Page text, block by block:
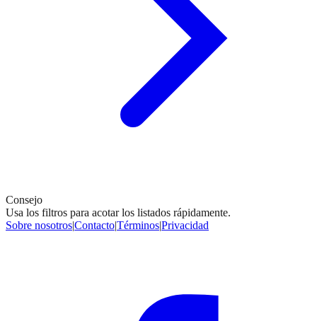
Consejo
Usa los filtros para acotar los listados rápidamente.
Sobre nosotros|Contacto|Términos|Privacidad